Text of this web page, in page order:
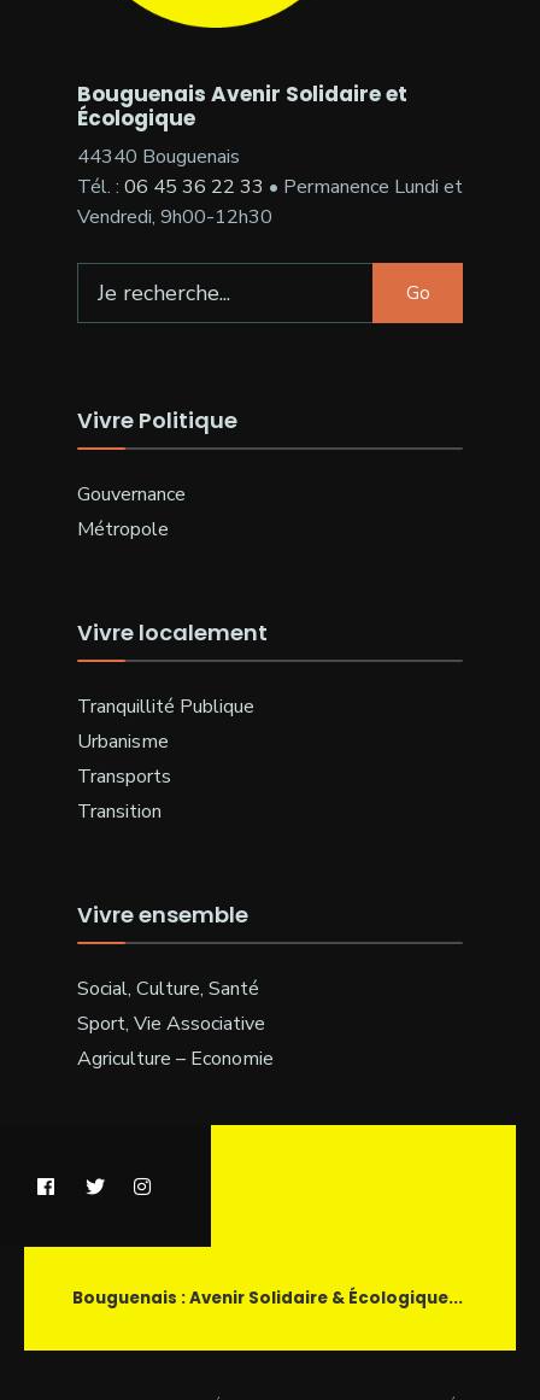
Bouguenais Avenir Solidaire et
Écologique
44340 Bouguenais
Tél. : 06 45 36 22 33 • Permanence Lundi et
Vendredi, 9h00-12h30
for:
Go
Vivre Politique
Gouvernance
Métropole
Vivre localement
Tranquillité Publique
Urbanisme
Transports
Transition
Vivre ensemble
Social, Culture, Santé
Sport, Vie Associative
Agriculture – Economie
Bouguenais : Avenir Solidaire & Écologique...